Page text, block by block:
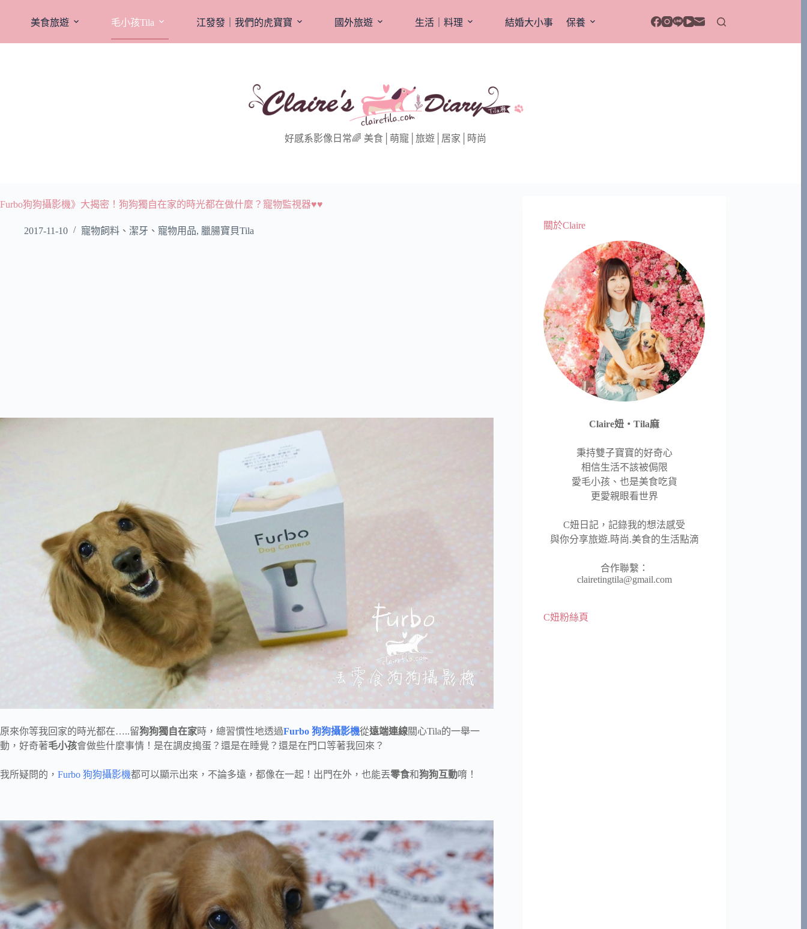
美食旅遊 毛小孩Tila 江發發｜我們的虎寶寶 國外旅遊 生活｜料理 結婚大小事 保養
好感系影像日常🌈 美食│萌寵│旅遊│居家│時尚
Furbo狗狗攝影機》大揭密！狗狗獨自在家的時光都在做什麼？寵物監視器♥♥
2017-11-10 寵物飼料、潔牙、寵物用品, 臘腸寶貝Tila
原來你等我回家的時光都在…..留狗狗獨自在家時，總習慣性地透過Furbo 狗狗攝影機從遠端連線關心Tila的一舉一
動，好奇著毛小孩會做些什麼事情！是在調皮搗蛋？還是在睡覺？還是在門口等著我回來？
我所疑問的， Furbo 狗狗攝影機都可以顯示出來，不論多遠，都像在一起！出門在外，也能丟零食和狗狗互動唷！
關於Claire
Claire妞‧Tila麻
秉持雙子寶寶的好奇心
相信生活不該被侷限
愛毛小孩、也是美食吃貨
更愛親眼看世界
C妞日記，記錄我的想法感受
與你分享旅遊.時尚.美食的生活點滴
合作聯繫：
clairetingtila@gmail.com
C妞粉絲頁